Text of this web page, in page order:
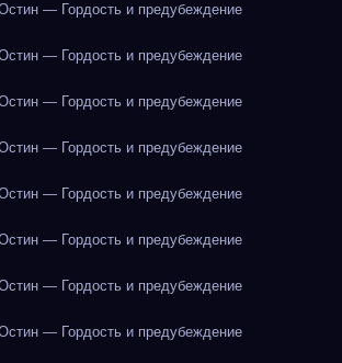
— Гордость и предубеждение
— Гордость и предубеждение
— Гордость и предубеждение
— Гордость и предубеждение
— Гордость и предубеждение
— Гордость и предубеждение
— Гордость и предубеждение
— Гордость и предубеждение